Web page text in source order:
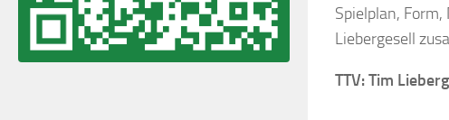
Spielplan,
Liebergesell
TTV: Tim